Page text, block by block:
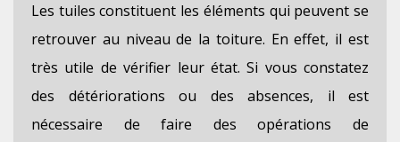
Les tuiles constituent les éléments qui peuvent se
retrouver au niveau de la toiture. En effet, il est
très utile de vérifier leur état. Si vous constatez
des détériorations ou des absences, il est
nécessaire de faire des opérations de